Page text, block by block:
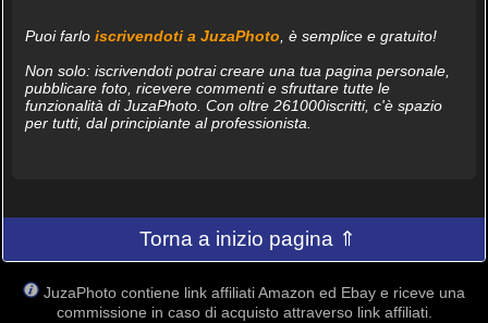
Puoi farlo iscrivendoti a JuzaPhoto , è semplice e gratuito!
Non solo: iscrivendoti potrai creare una tua pagina personale,
pubblicare foto, ricevere commenti e sfruttare tutte le
funzionalità di JuzaPhoto. Con oltre 261000iscritti, c'è spazio
per tutti, dal principiante al professionista.
Torna a inizio pagina ⇑
JuzaPhoto contiene link affiliati Amazon ed Ebay e riceve una
commissione in caso di acquisto attraverso link affiliati.